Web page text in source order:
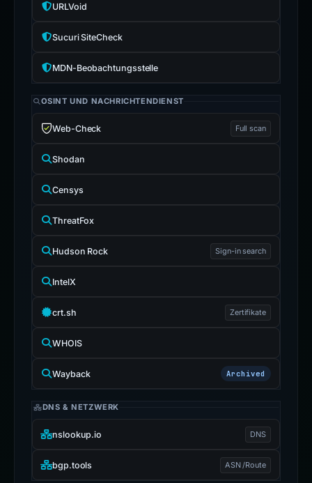
URLVoid
Sucuri SiteCheck
MDN-Beobachtungsstelle
OSINT UND NACHRICHTENDIENST
Web-Check Full scan
Shodan
Censys
ThreatFox
Hudson Rock Sign-in search
IntelX
crt.sh Zertifikate
WHOIS
Wayback Archived
DNS & NETZWERK
nslookup.io DNS
bgp.tools ASN /Route